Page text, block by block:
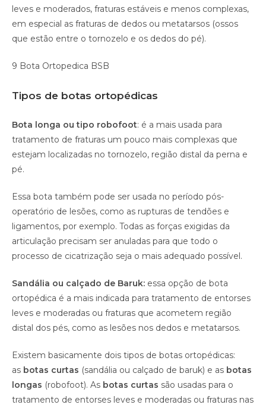
leves e moderados, fraturas estáveis e menos complexas,
em especial as fraturas de dedos ou metatarsos (ossos
que estão entre o tornozelo e os dedos do pé).
9 Bota Ortopedica BSB
Tipos de botas ortopédicas
Bota longa ou tipo robofoot: é a mais usada para
tratamento de fraturas um pouco mais complexas que
estejam localizadas no tornozelo, região distal da perna e
pé.
Essa bota também pode ser usada no período pós-
operatório de lesões, como as rupturas de tendões e
ligamentos, por exemplo. Todas as forças exigidas da
articulação precisam ser anuladas para que todo o
processo de cicatrização seja o mais adequado possível.
Sandália ou calçado de Baruk: essa opção de bota
ortopédica é a mais indicada para tratamento de entorses
leves e moderadas ou fraturas que acometem região
distal dos pés, como as lesões nos dedos e metatarsos.
Existem basicamente dois tipos de botas ortopédicas:
as botas curtas (sandália ou calçado de baruk) e as botas
longas (robofoot). As botas curtas são usadas para o
tratamento de entorses leves e moderadas ou fraturas nas